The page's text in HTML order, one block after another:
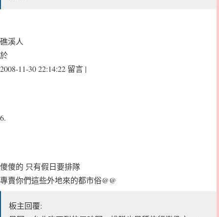
礁溪人
於
2008-11-30 22:14:22 留言 |
6.
傻傻的 只有假日要排隊
專賣你們這些外地來的都市俗@@
板主回覆: